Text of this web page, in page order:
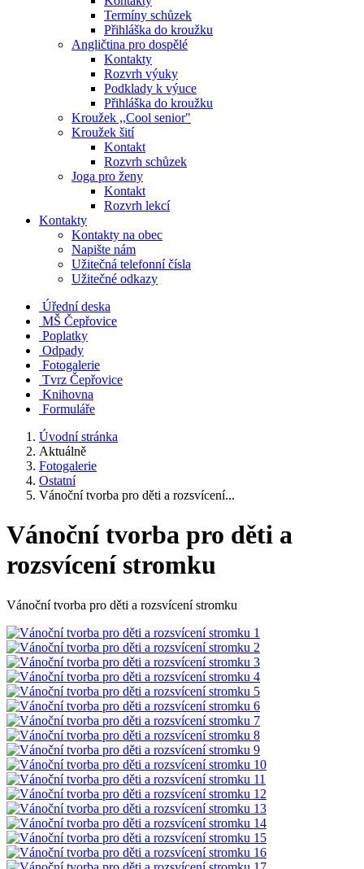
Termíny schůzek
Přihláška do kroužku
Angličtina pro dospělé
Kontakty
Rozvrh výuky
Podklady k výuce
Přihláška do kroužku
Kroužek ,,Cool senior"
Kroužek šití
Kontakt
Rozvrh schůzek
Joga pro ženy
Kontakt
Rozvrh lekcí
Kontakty
Kontakty na obec
Napište nám
Užitečná telefonní čísla
Užitečné odkazy
Úřední deska
MŠ Čepřovice
Poplatky
Odpady
Fotogalerie
Tvrz Čepřovice
Knihovna
Formuláře
Úvodní stránka
Aktuálně
Fotogalerie
Ostatní
Vánoční tvorba pro děti a rozsvícení...
Vánoční tvorba pro děti a
rozsvícení stromku
Vánoční tvorba pro děti a rozsvícení stromku